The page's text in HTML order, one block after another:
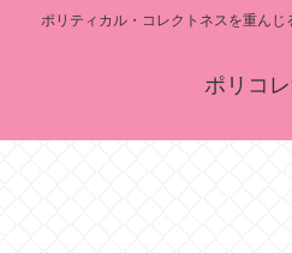
ポリティカル・コレクトネスを重んじ
ポリコ